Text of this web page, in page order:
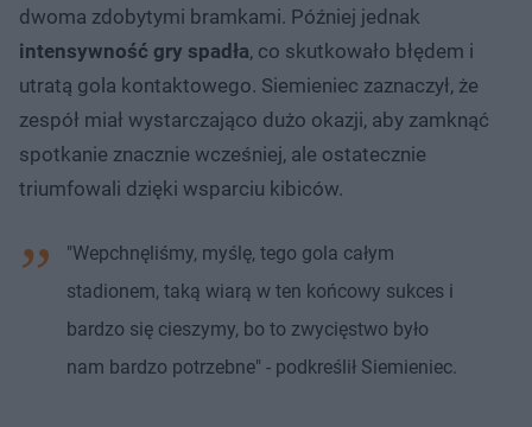
dwoma zdobytymi bramkami. Później jednak
intensywność gry spadła, co skutkowało błędem i
utratą gola kontaktowego. Siemieniec zaznaczył, że
zespół miał wystarczająco dużo okazji, aby zamknąć
spotkanie znacznie wcześniej, ale ostatecznie
triumfowali dzięki wsparciu kibiców.
"Wepchnęliśmy, myślę, tego gola całym
stadionem, taką wiarą w ten końcowy sukces i
bardzo się cieszymy, bo to zwycięstwo było
nam bardzo potrzebne" - podkreślił Siemieniec.